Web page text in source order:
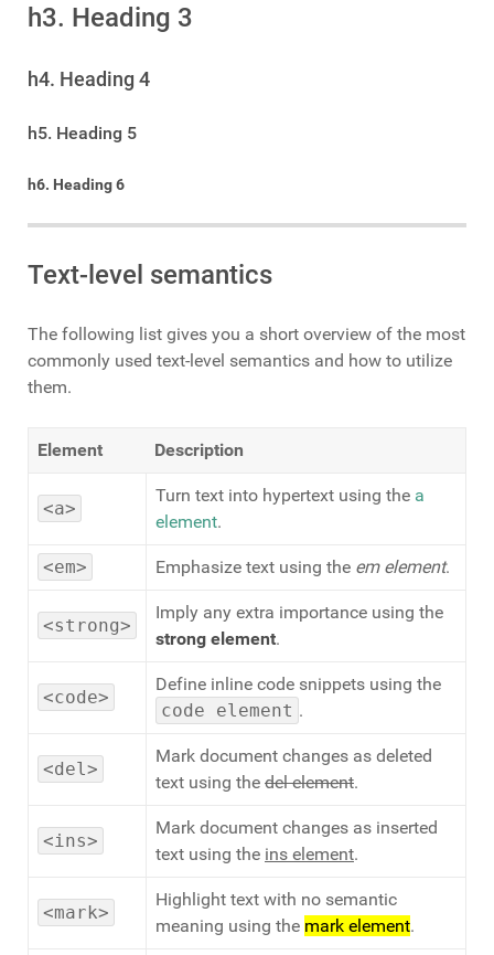
h3. Heading 3
h4. Heading 4
h5. Heading 5
h6. Heading 6
Text-level semantics
The following list gives you a short overview of the most
commonly used text-level semantics and how to utilize
them.
Element Description
<a>
Turn text into hypertext using the a
element.
<em> Emphasize text using the em element.
<strong>
Imply any extra importance using the
strong element.
<code>
Define inline code snippets using the
code element .
<del>
Mark document changes as deleted
text using the del element.
<ins>
Mark document changes as inserted
text using the ins element.
<mark>
Highlight text with no semantic
meaning using the mark element.